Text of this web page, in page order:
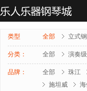
类型 全部 立式
分类： 全部 演奏
品牌： 全部 珠江
施坦威